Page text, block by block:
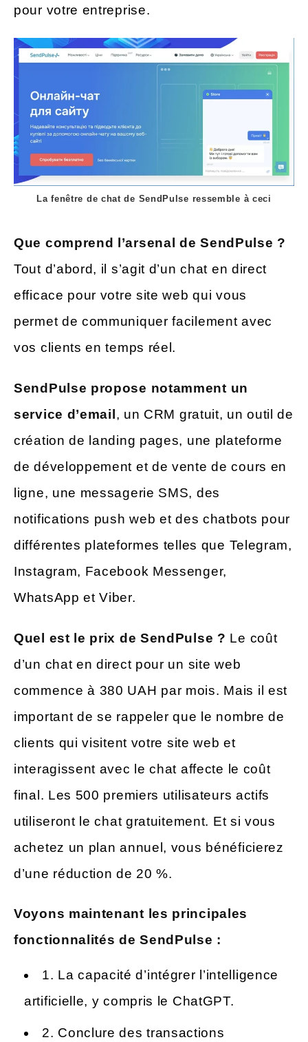
pour votre entreprise.
La fenêtre de chat de SendPulse ressemble à ceci
Que comprend l’arsenal de SendPulse ?
Tout d’abord, il s’agit d’un chat en direct
efficace pour votre site web qui vous
permet de communiquer facilement avec
vos clients en temps réel.
SendPulse propose notamment un
service d’email, un CRM gratuit, un outil de
création de landing pages, une plateforme
de développement et de vente de cours en
ligne, une messagerie SMS, des
notifications push web et des chatbots pour
différentes plateformes telles que Telegram,
Instagram, Facebook Messenger,
WhatsApp et Viber.
Quel est le prix de SendPulse ? Le coût
d’un chat en direct pour un site web
commence à 380 UAH par mois. Mais il est
important de se rappeler que le nombre de
clients qui visitent votre site web et
interagissent avec le chat affecte le coût
final. Les 500 premiers utilisateurs actifs
utiliseront le chat gratuitement. Et si vous
achetez un plan annuel, vous bénéficierez
d’une réduction de 20 %.
Voyons maintenant les principales
fonctionnalités de SendPulse :
1. La capacité d’intégrer l’intelligence
artificielle, y compris le ChatGPT.
2. Conclure des transactions